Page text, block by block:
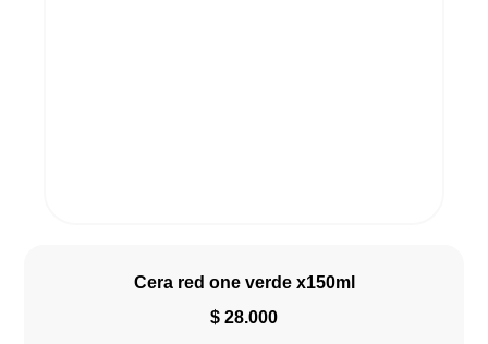
Cera red one verde x150ml
$ 28.000